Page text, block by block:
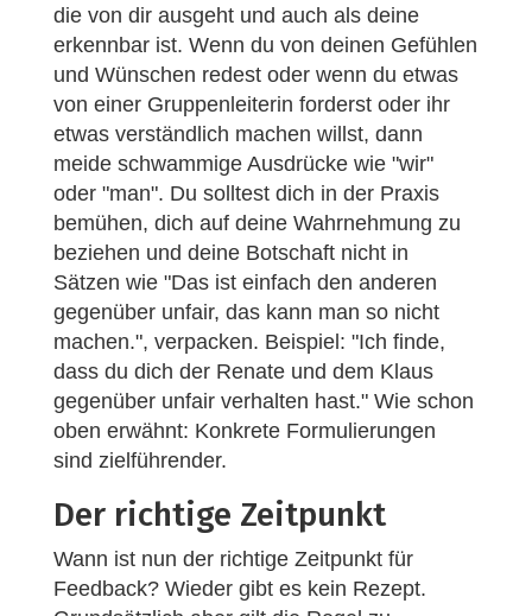
die von dir ausgeht und auch als deine
erkennbar ist. Wenn du von deinen Gefühlen
und Wünschen redest oder wenn du etwas
von einer Gruppenleiterin forderst oder ihr
etwas verständlich machen willst, dann
meide schwammige Ausdrücke wie "wir"
oder "man". Du solltest dich in der Praxis
bemühen, dich auf deine Wahrnehmung zu
beziehen und deine Botschaft nicht in
Sätzen wie "Das ist einfach den anderen
gegenüber unfair, das kann man so nicht
machen.", verpacken. Beispiel: "Ich finde,
dass du dich der Renate und dem Klaus
gegenüber unfair verhalten hast." Wie schon
oben erwähnt: Konkrete Formulierungen
sind zielführender.
Der richtige Zeitpunkt
Wann ist nun der richtige Zeitpunkt für
Feedback? Wieder gibt es kein Rezept.